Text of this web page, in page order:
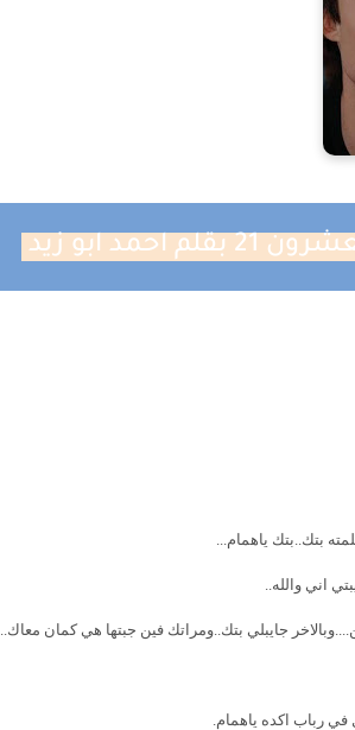
ابو زيد
بتك..بتك ياهمام...
اني والله..
جايبلي بتك..ومراتك فين جبتها هي كمان معاك..
رباب اكده ياهمام.